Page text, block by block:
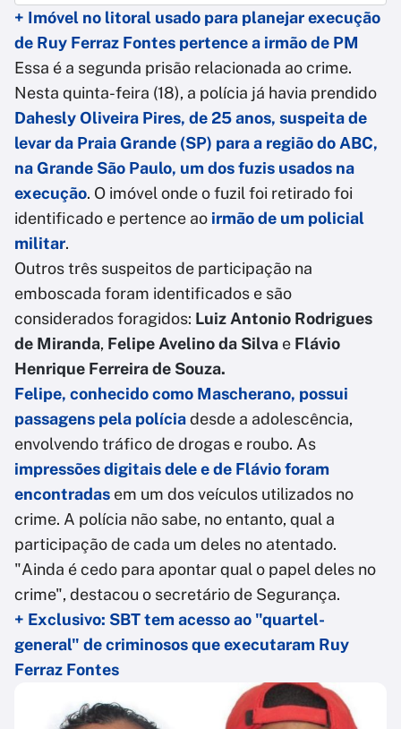
+ Imóvel no litoral usado para planejar execução
de Ruy Ferraz Fontes pertence a irmão de PM
Essa é a segunda prisão relacionada ao crime.
Nesta quinta-feira (18), a polícia já havia prendido
Dahesly Oliveira Pires, de 25 anos, suspeita de
levar da Praia Grande (SP) para a região do ABC,
na Grande São Paulo, um dos fuzis usados na
execução. O imóvel onde o fuzil foi retirado foi
identificado e pertence ao irmão de um policial
militar.
Outros três suspeitos de participação na
emboscada foram identificados e são
considerados foragidos: Luiz Antonio Rodrigues
de Miranda, Felipe Avelino da Silva e Flávio
Henrique Ferreira de Souza.
Felipe, conhecido como Mascherano, possui
passagens pela políciadesde a adolescência,
envolvendo tráfico de drogas e roubo. As
impressões digitais dele e de Flávio foram
encontradas em um dos veículos utilizados no
crime. A polícia não sabe, no entanto, qual a
participação de cada um deles no atentado.
"Ainda é cedo para apontar qual o papel deles no
crime", destacou o secretário de Segurança.
+ Exclusivo: SBT tem acesso ao "quartel-
general" de criminosos que executaram Ruy
Ferraz Fontes